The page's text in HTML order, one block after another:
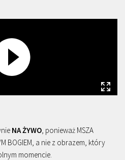
NA ŻYWO , ponieważ MSZA
BOGIEM, a nie z obrazem, który
momencie.